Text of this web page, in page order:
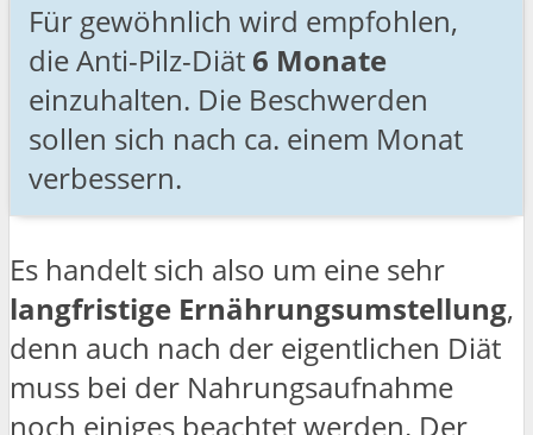
Für gewöhnlich wird empfohlen,
die Anti-Pilz-Diät6 Monate
einzuhalten. Die Beschwerden
sollen sich nach ca. einem Monat
verbessern.
Es handelt sich also um eine sehr
langfristige Ernährungsumstellung,
denn auch nach der eigentlichen Diät
muss bei der Nahrungsaufnahme
noch einiges beachtet werden. Der